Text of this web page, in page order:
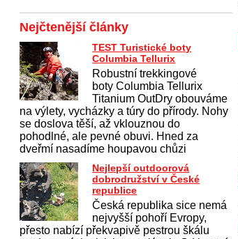
Nejčtenější články
TEST Turistické boty
Columbia Tellurix
Robustní trekkingové
boty Columbia Tellurix
Titanium OutDry obouváme
na výlety, vycházky a túry do přírody. Nohy
se doslova těší, až vklouznou do
pohodlné, ale pevné obuvi. Hned za
dveřmí nasadíme houpavou chůzi
Nejlepší outdoorová
dobrodružství v České
republice
Česká republika sice nemá
nejvyšší pohoří Evropy,
přesto nabízí překvapivě pestrou škálu